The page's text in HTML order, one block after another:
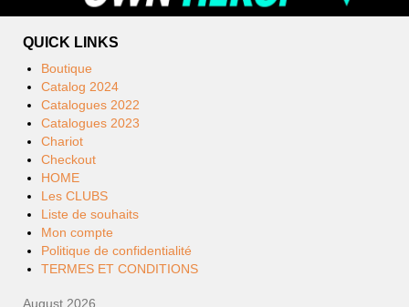
QUICK LINKS
Boutique
Catalog 2024
Catalogues 2022
Catalogues 2023
Chariot
Checkout
HOME
Les CLUBS
Liste de souhaits
Mon compte
Politique de confidentialité
TERMES ET CONDITIONS
August 2026